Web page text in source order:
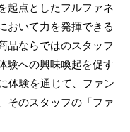
起点としたフルファネ
おいて力を発揮できる
品ならではのスタッフ
験への興味喚起を促す
体験を通じて、ファン
そのスタッフの「ファ